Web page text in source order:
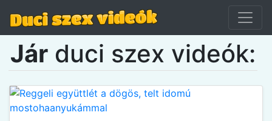
Jár duci szex videók: